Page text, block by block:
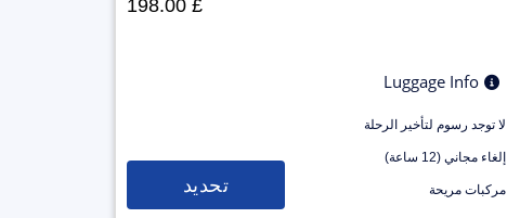
Luggage Info
لا توجد رسوم لتأخير الرحلة
إلغاء مجاني (12 ساعة)
مركبات مريحة
£ 198.00
تحديد